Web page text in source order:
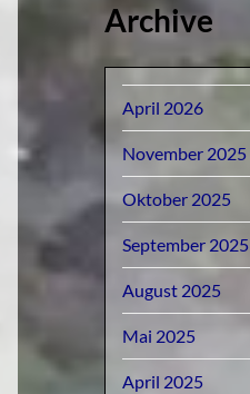
Archive
April 2026
November 2025
Oktober 2025
September 2025
August 2025
Mai 2025
April 2025